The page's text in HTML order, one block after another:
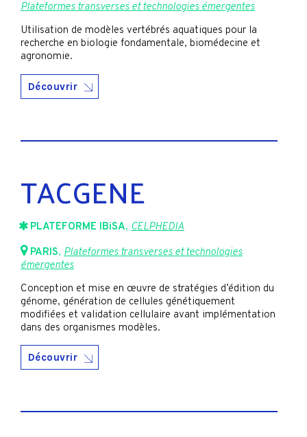
Plateformes transverses et technologies émergentes
Utilisation de modèles vertébrés aquatiques pour la
recherche en biologie fondamentale, biomédecine et
agronomie.
Découvrir
TACGENE
PLATEFORME IBiSA, CELPHEDIA
PARIS, Plateformes transverses et technologies
émergentes
Conception et mise en œuvre de stratégies d’édition du
génome, génération de cellules génétiquement
modifiées et validation cellulaire avant implémentation
dans des organismes modèles.
Découvrir